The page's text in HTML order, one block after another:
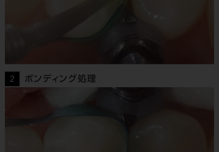
2 ボンディング処理